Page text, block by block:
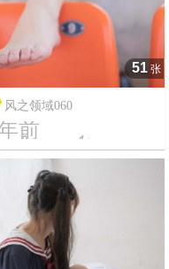
51 张
风之领域060
前
14 16272